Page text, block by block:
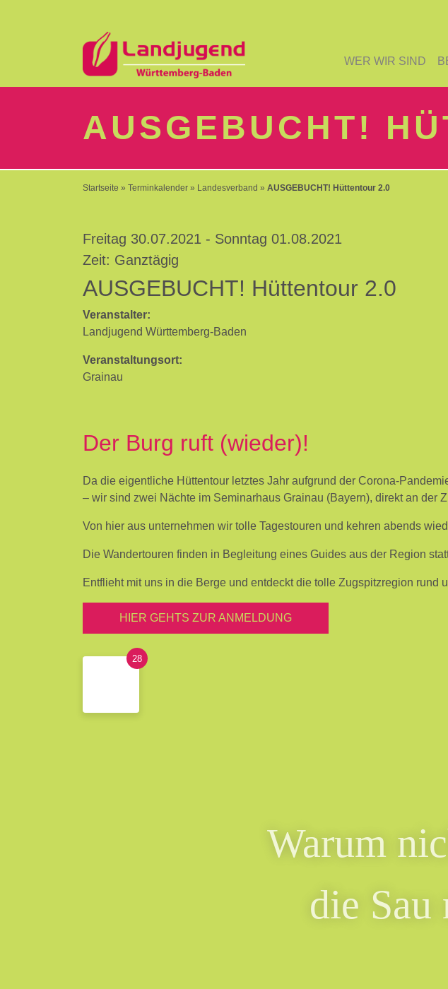
WER WIR SIND
AUSGEBUCHT!
Startseite » Terminkalender » Landesverband » AUSGEBUCHT! Hüttentour 2.0
Freitag 30.07.2021 - Sonntag 01.08.2021
Zeit: Ganztägig
AUSGEBUCHT! Hüttentour 2.0
Veranstalter:
Landjugend Württemberg-Baden
Veranstaltungsort:
Grainau
Der Burg ruft (wieder)!
Da die eigentliche Hüttentour letztes Jahr aufgrund der Corona-
– wir sind zwei Nächte im Seminarhaus Grainau (Bayern), direkt an der
Von hier aus unternehmen wir tolle Tagestouren und kehren abends
Die Wandertouren finden in Begleitung eines Guides aus der Region
Entflieht mit uns in die Berge und entdeckt die tolle Zugspitzregion rund
HIER GEHTS ZUR ANMELDUNG
28
Warum
die Sau